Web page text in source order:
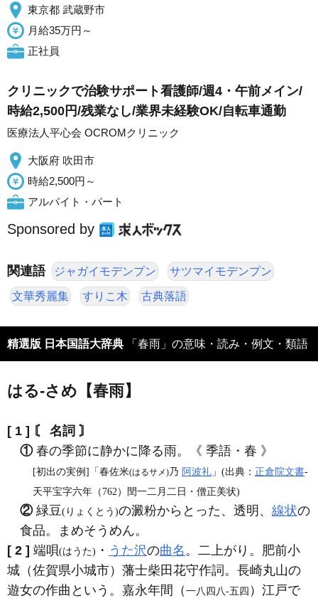
東京都 武蔵野市
月給35万円～
正社員
クリニックで治験サポート看護師/週4・午前メイン/
時給2,500円/残業なし/業界未経験OK/自転車通勤
医療法人平心会 OCROMクリニック
大阪府 吹田市
時給2,500円～
アルバイト・パート
Sponsored by
関連語 ジャガイモデンプン サツマイモデンプン
文華秀麗集 すりこ木 古典落語
精選版 日本国語大辞典 「春雨」の意味・読み・例文・類語
はる‐さめ【春雨】
[ 1 ] 〘 名詞 〙
①春の季節に静かに降る雨。《 季語・春 》
[初出の実例]「春佐米(はるサメ)乃 阿波礼 」(出典： 正倉院文書‐
天平宝字六年（762）閏一二月二日・僧正美状)
②緑豆(りょくとう)の澱粉からとった、透明、 線状の
食品。まめそうめん。
[ 2 ] 端唄(はうた) ・ うた沢の曲名 。二上がり。肥前小
城（佐賀県小城市）藩士柴田花守作詞。長崎丸山の
遊女の作曲という。嘉永年間（一八四八‐五四 ）江戸で